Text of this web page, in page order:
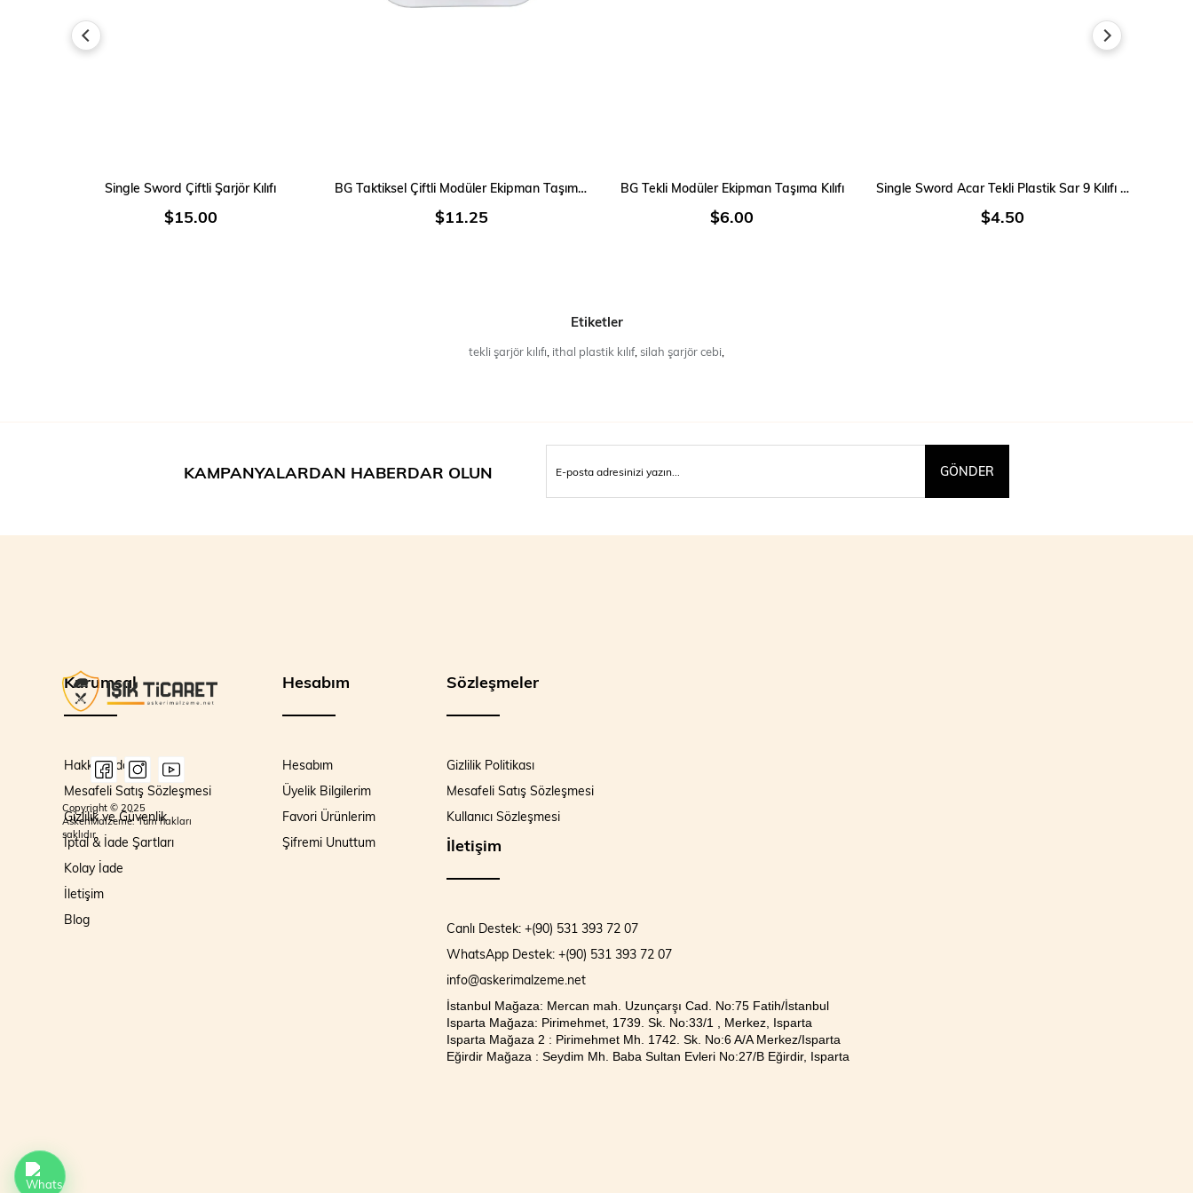
SEPETE EKLE
Single Sword Çiftli Şarjör Kılıfı
$15.00
SEPETE EKLE
BG Taktiksel Çiftli Modüler Ekipman Taşıma Kılıfı
$11.25
SEPETE EKLE
BG Tekli Modüler Ekipman Taşıma Kılıfı
$6.00
SEPETE EKLE
Single Sword Acar Tekli Plastik Sar 9 Kılıfı - Cebi
$4.50
Etiketler
tekli şarjör kılıfı ithal plastik kılıf, silah şarjör cebi
KAMPANYALARDAN HABERDAR OLUN GÖNDER
Kurumsal
Hakkımızda
Mesafeli Satış Sözleşmesi
Gizlilik ve Güvenlik
İptal & İade Şartları
Kolay İade
İletişim
Blog
Hesabım
Hesabım
Üyelik Bilgilerim
Favori Ürünlerim
Şifremi Unuttum
Sözleşmeler
Gizlilik Politikası
Mesafeli Satış Sözleşmesi
Kullanıcı Sözleşmesi
İletişim
Canlı Destek: +(90) 531 393 72 07
WhatsApp Destek: +(90) 531 393 72 07
info@askerimalzeme.net
İstanbul Mağaza: Mercan mah. Uzunçarşı Cad. No:75 Fatih/İstanbul
Isparta Mağaza: Pirimehmet, 1739. Sk. No:33/1 , Merkez, Isparta
Isparta Mağaza 2 : Pirimehmet Mh. 1742. Sk. No:6 A/A Merkez/Isparta
Eğirdir Mağaza : Seydim Mh. Baba Sultan Evleri No:27/B Eğirdir, Isparta
Copyright © 2025
AskeriMalzeme. Tüm hakları
saklıdır.